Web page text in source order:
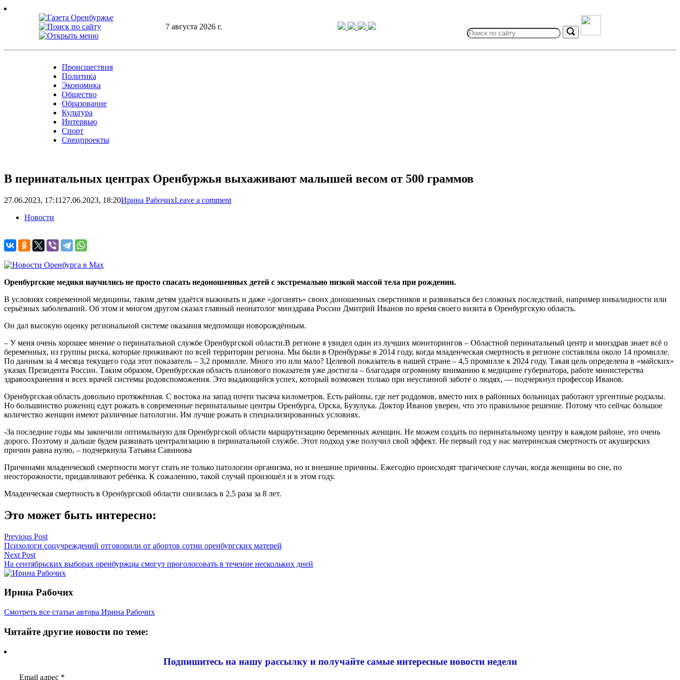
Skip
7 августа 2026 г.
for:
Search
Происшествия
Политика
Экономика
Общество
Образование
Культура
Интервью
Спорт
Спецпроекты
В перинатальных центрах Оренбуржья выхаживают малышей весом от 500 граммов
27.06.2023, 17:11 27.06.2023, 18:20Ирина РабочихLeave a comment
Новости
Оренбургские медики научились не просто спасать недоношенных детей с экстремально низкой массой тела при рождении.
В условиях современной медицины, таким детям удаётся выживать и даже «догонять» своих доношенных сверстников и развиваться без сложных последствий, например инвалидности или
серьёзных заболеваний. Об этом и многом другом сказал главный неонатолог минздрава России Дмитрий Иванов по время своего визита в Оренбургскую область.
Он дал высокую оценку региональной системе оказания медпомощи новорождённым.
– У меня очень хорошее мнение о перинатальной службе Оренбургской области.В регионе я увидел один из лучших мониторингов – Областной перинатальный центр и минздрав знает всё о
беременных, из группы риска, которые проживают по всей территории региона. Мы были в Оренбуржье в 2014 году, когда младенческая смертность в регионе составляла около 14 промилле.
По данным за 4 месяца текущего года этот показатель – 3,2 промилле. Много это или мало? Целевой показатель в нашей стране – 4,5 промилле к 2024 году. Такая цель определена в «майских»
указах Президента России. Таким образом, Оренбургская область планового показателя уже достигла – благодаря огромному вниманию к медицине губернатора, работе министерства
здравоохранения и всех врачей системы родовспоможения. Это выдающийся успех, который возможен только при неустанной заботе о людях, — подчеркнул профессор Иванов.
Оренбургская область довольно протяжённая. С востока на запад почти тысяча километров. Есть районы, где нет роддомов, вместо них в районных больницах работают ургентные родзалы.
Но большинство рожениц едут рожать в современные перинатальные центры Оренбурга, Орска, Бузулука. Доктор Иванов уверен, что это правильное решение. Потому что сейчас большое
количество женщин имеют различные патологии. Им лучше рожать в специализированных условиях.
-За последние годы мы закончили оптимальную для Оренбургской области маршрутизацию беременных женщин. Не можем создать по перинатальному центру в каждом районе, это очень
дорого. Поэтому и дальше будем развивать централизацию в перинатальной службе. Этот подход уже получил свой эффект. Не первый год у нас материнская смертность от акушерских
причин равна нулю, – подчеркнула Татьяна Савинова
Причинами младенческой смертности могут стать не только патологии организма, но и внешние причины. Ежегодно происходят трагические случаи, когда женщины во сне, по
неосторожности, придавливают ребёнка. К сожалению, такой случай произошёл и в этом году.
Младенческая смертность в Оренбургской области снизилась в 2,5 раза за 8 лет.
Это может быть интересно:
Навигация
по
записям
Previous Post
Психологи соцучреждений отговорили от абортов сотни оренбургских матерей
Next Post
На сентябрьских выборах оренбуржцы смогут проголосовать в течение нескольких дней
Ирина Рабочих
Смотреть все статьи автора Ирина Рабочих
Читайте другие новости по теме:
Подпишитесь на нашу рассылку и получайте самые интересные новости недели
Email адрес *